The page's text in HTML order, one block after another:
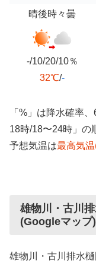
晴後時々曇
-/10/20/10％
32℃/-
「%」は降水確率
18時/18〜24時」の
予想気温は最高気
雄物川・古川
(Googleマップ
雄物川・古川排水